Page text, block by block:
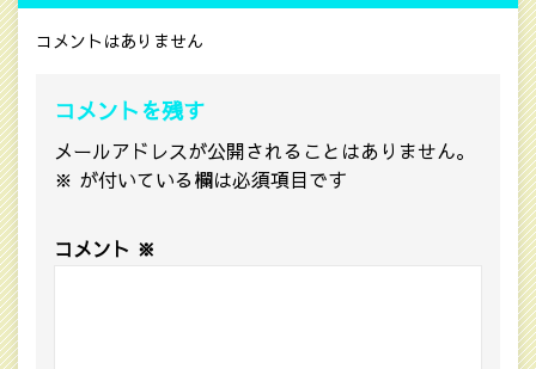
コメントはありません
コメントを残す
メールアドレスが公開されることはありません。
※ が付いている欄は必須項目です
コメント ※